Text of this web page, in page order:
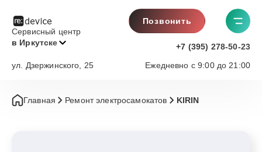
Сервисный центр
в Иркутске
Позвонить
+7 (395) 278-50-23
Ежедневно с 9:00 до 21:00
ул. Дзержинского, 25
Главная Ремонт электросамокатов KIRIN